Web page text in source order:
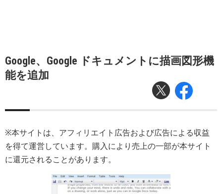
Google、Google ドキュメントに描画図形機
能を追加
※本サイトは、アフィリエイト広告および広告による収益
を得て運営しています。購入により売上の一部が本サイト
に還元されることがあります。